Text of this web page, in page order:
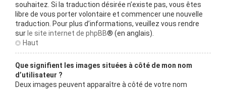
souhaitez. Si la traduction désirée n’existe pas, vous êtes
libre de vous porter volontaire et commencer une nouvelle
traduction. Pour plus d’informations, veuillez vous rendre
sur le site internet de phpBB® (en anglais).
Haut
Que signifient les images situées à côté de mon nom
d’utilisateur ?
Deux images peuvent apparaître à côté de votre nom